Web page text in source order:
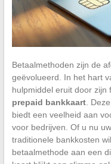
Betaalmethoden zijn de
geëvolueerd. In het hart
hulpmiddel eruit door zijn
prepaid bankkaart.
biedt een veelheid aan
voor bedrijven. Of u nu
traditionele bankkosten
betaalmethode aan een